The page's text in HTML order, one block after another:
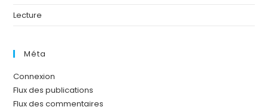
Lecture
Méta
Connexion
Flux des publications
Flux des commentaires